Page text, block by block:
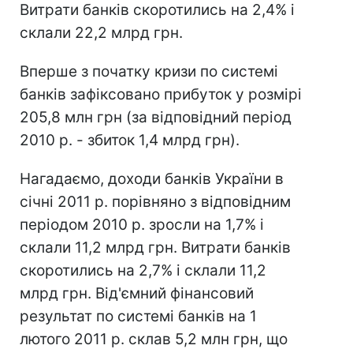
Витрати банків скоротились на 2,4% і
склали 22,2 млрд грн.
Вперше з початку кризи по системі
банків зафіксовано прибуток у розмірі
205,8 млн грн (за відповідний період
2010 р. - збиток 1,4 млрд грн).
Нагадаємо, доходи банків України в
січні 2011 р. порівняно з відповідним
періодом 2010 р. зросли на 1,7% і
склали 11,2 млрд грн. Витрати банків
скоротились на 2,7% і склали 11,2
млрд грн. Від'ємний фінансовий
результат по системі банків на 1
лютого 2011 р. склав 5,2 млн грн, що